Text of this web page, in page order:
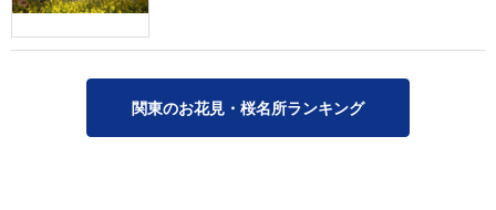
関東のお花見・桜名所ランキング